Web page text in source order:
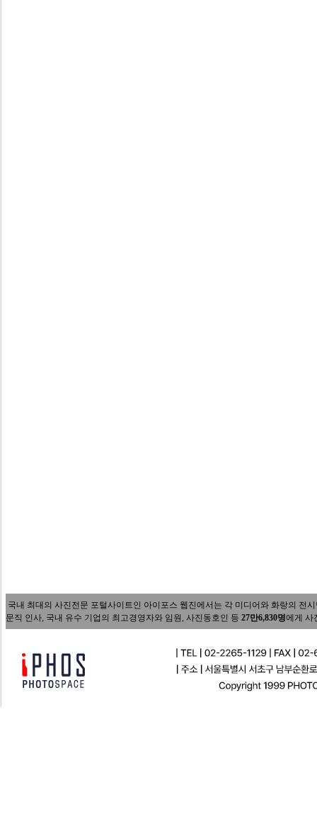
국내 최대의 사진전문 포털사이트인 아이포스 웹진에서는 각 미디어와 화랑의 전
문직 인사, 국내 유수 기업의 최고경영자와 임원, 사진동호인 등 27만6,830명에게 사